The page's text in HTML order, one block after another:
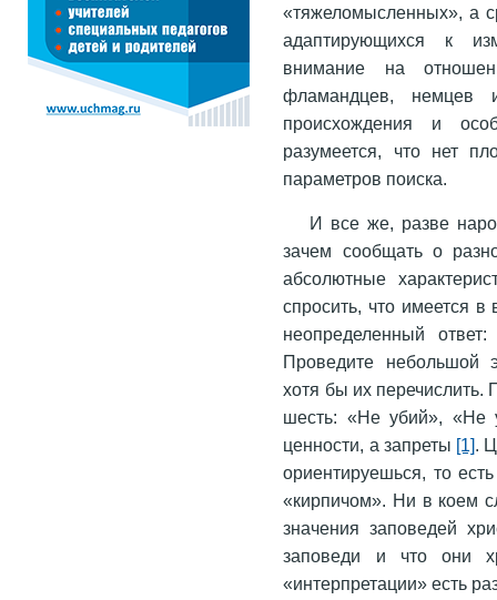
«тяжеломысленных», а
адаптирующихся к
внимание на
фламандцев, немцев
происхождения и
разумеется, что нет
параметров поиска.
И все же, разве
зачем сообщать о
абсолютные
спросить, что имеется
неопределенный
Проведите небольшой
хотя бы их перечислить.
шесть: «Не убий», «Не
ценности, а запреты [1].
ориентируешься, то
«кирпичом». Ни в коем
значения заповедей
заповеди и что они
«интерпретации» есть